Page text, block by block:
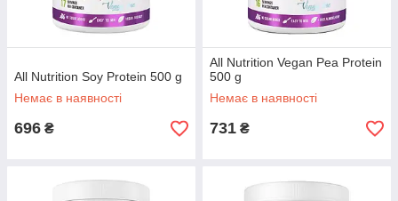
All Nutrition Soy Protein 500 g
Немає в наявності
696 ₴
All Nutrition Vegan Pea Protein
500 g
Немає в наявності
731 ₴